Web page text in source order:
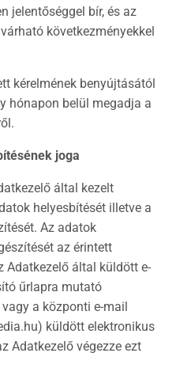
jelentőséggel bír, és az
következményekkel
kérelmének benyújtásától
hónapon belül megadja a
joga
által kezelt
helyesbítését illetve a
Az adatok
az érintett
Adatkezelő által küldött e-
űrlapra mutató
a központi e-mail
küldött elektronikus
Adatkezelő végezze ezt